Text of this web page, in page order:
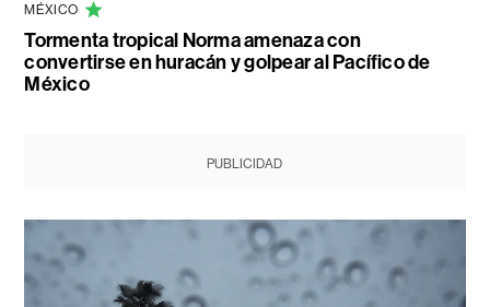
MÉXICO
Tormenta tropical Norma amenaza con
convertirse en huracán y golpear al Pacífico de
México
PUBLICIDAD